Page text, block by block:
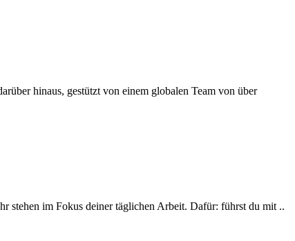
hinaus, gestützt von einem globalen Team von über
stehen im Fokus deiner täglichen Arbeit. Dafür: führst du mit ..